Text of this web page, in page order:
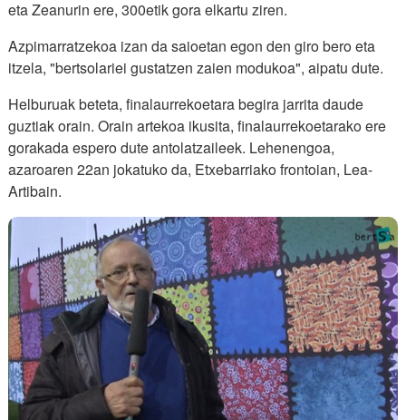
eta Zeanurin ere, 300etik gora elkartu ziren.
Azpimarratzekoa izan da saioetan egon den giro bero eta
itzela, "bertsolariei gustatzen zaien modukoa", aipatu dute.
Helburuak beteta, finalaurrekoetara begira jarrita daude
guztiak orain. Orain artekoa ikusita, finalaurrekoetarako ere
gorakada espero dute antolatzaileek. Lehenengoa,
azaroaren 22an jokatuko da, Etxebarriako frontoian, Lea-
Artibain.